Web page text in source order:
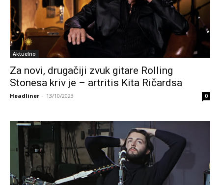
Aktuelno
Za novi, drugačiji zvuk gitare Rolling
Stonesa kriv je – artritis Kita Ričardsa
Headliner - 13/10/2023 0